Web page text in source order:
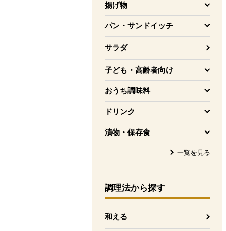
揚げ物
を開く
パン・サンドイッチ
を開く
サラダ
子ども・高齢者向け
を開く
おうち調味料
を開く
ドリンク
を開く
漬物・保存食
を開く
一覧を見る
調理法から探す
和える